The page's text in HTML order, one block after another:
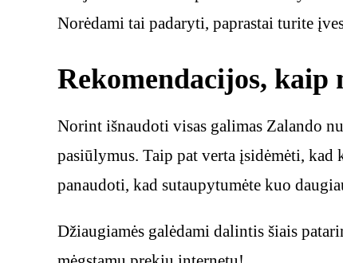
Norėdami tai padaryti, paprastai turite
Rekomendacijos, kaip
Norint išnaudoti visas galimas Zalando
pasiūlymus. Taip pat verta įsidėmėti,
panaudoti, kad sutaupytumėte kuo
Džiaugiamės galėdami dalintis šiais